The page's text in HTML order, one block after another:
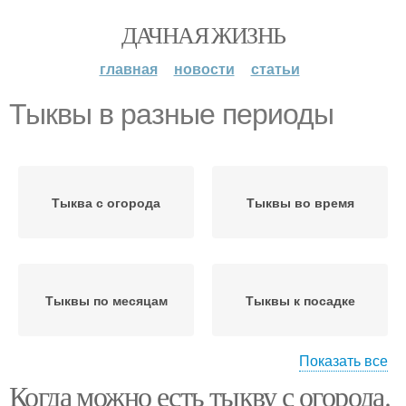
ДАЧНАЯ ЖИЗНЬ
главная новости статьи
Тыквы в разные периоды
Тыква с огорода Тыквы во время
Тыквы по месяцам Тыквы к посадке
Мускатная тыква
Показать все
Когда можно есть тыкву с огорода.